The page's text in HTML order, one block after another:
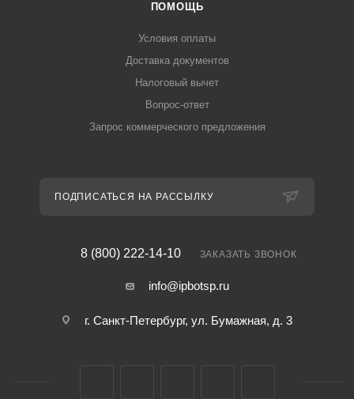
ПОМОЩЬ
Условия оплаты
Доставка документов
Налоговый вычет
Вопрос-ответ
Запрос коммерческого предложения
ПОДПИСАТЬСЯ НА РАССЫЛКУ
8 (800) 222-14-10 ЗАКАЗАТЬ ЗВОНОК
info@ipbotsp.ru
г. Санкт-Петербург, ул. Бумажная, д. 3